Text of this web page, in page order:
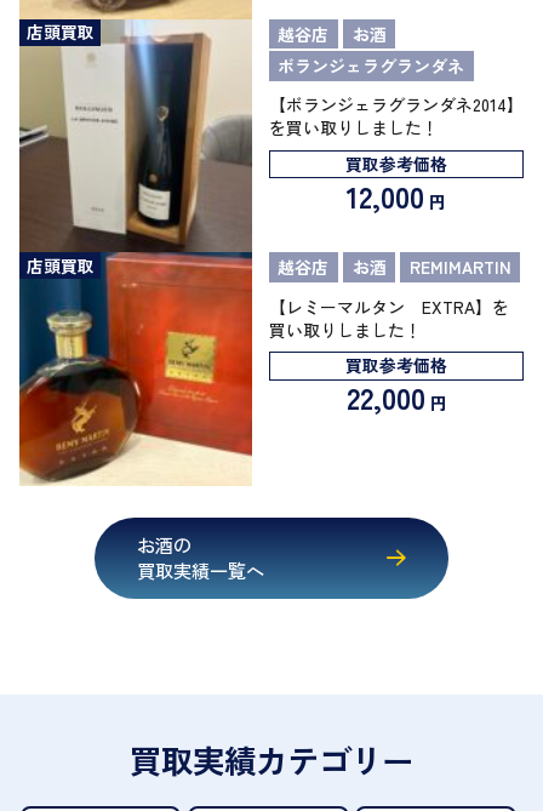
店頭買取 越谷店
お酒
ボランジェラグランダネ
【ボランジェラグランダネ2014】
を買い取りしました！
買取参考価格
12,000 円
店頭買取 越谷店 お酒
REMIMARTIN
【レミーマルタン EXTRA】を
買い取りしました！
買取参考価格
22,000 円
お酒の
買取実績一覧へ
買取実績カテゴリー